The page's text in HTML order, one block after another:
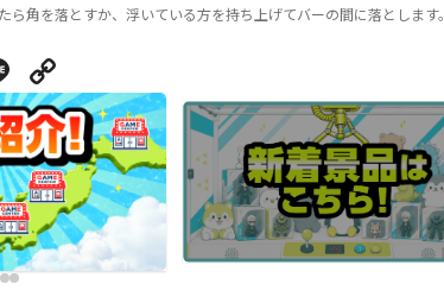
角を落とすか、浮いている方を持ち上げてバーの間に落とします。
Line